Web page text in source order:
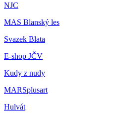
NJC
MAS Blanský les
Svazek Blata
E-shop JČV
Kudy z nudy
MARSplusart
Hulvát